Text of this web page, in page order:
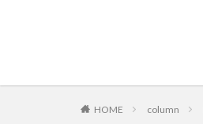
HOME column